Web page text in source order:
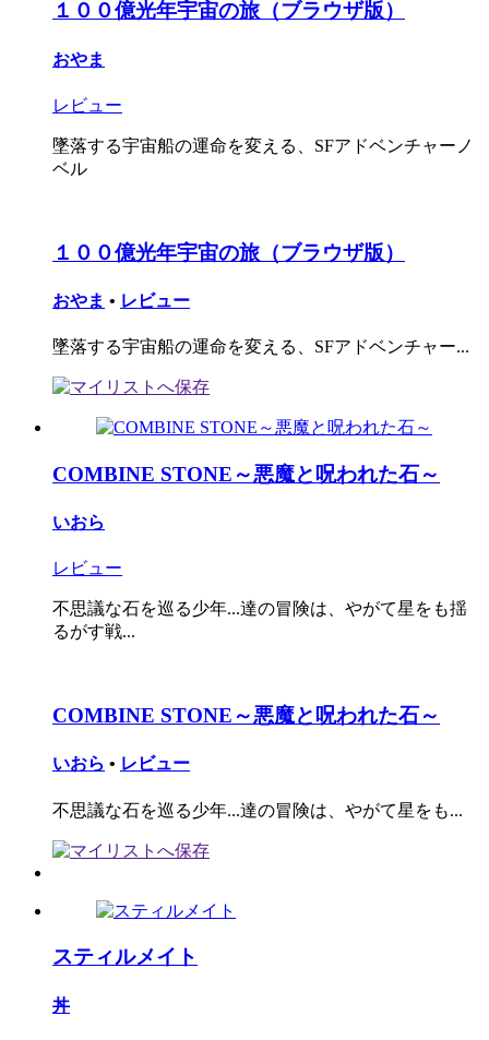
１００億光年宇宙の旅（ブラウザ版）
おやま
レビュー
墜落する宇宙船の運命を変える、SFアドベンチャーノ
ベル
１００億光年宇宙の旅（ブラウザ版）
おやま • レビュー
墜落する宇宙船の運命を変える、SFアドベンチャー...
COMBINE STONE～悪魔と呪われた石～
いおら
レビュー
不思議な石を巡る少年...達の冒険は、やがて星をも揺
るがす戦...
COMBINE STONE～悪魔と呪われた石～
いおら • レビュー
不思議な石を巡る少年...達の冒険は、やがて星をも...
スティルメイト
丼